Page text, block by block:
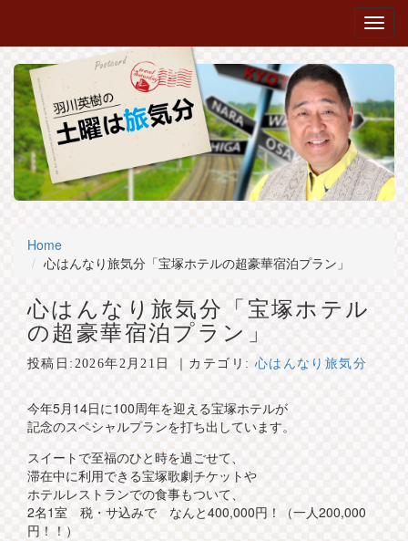
Home
心はんなり旅気分「宝塚ホテルの超豪華宿泊プラン」
心はんなり旅気分「宝塚ホテル
の超豪華宿泊プラン」
投稿日: 2026年2月21日 ｜カテゴリ:心はんなり旅気分
今年5月14日に100周年を迎える宝塚ホテルが
記念のスペシャルプランを打ち出しています。
スイートで至福のひと時を過ごせて、
滞在中に利用できる宝塚歌劇チケットや
ホテルレストランでの食事もついて、
2名1室 税・サ込みで なんと400,000円！（一人200,000
円！！）